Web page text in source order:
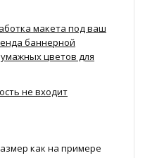
макета под ваш
баннерной
цветов для
не входит
как на примере